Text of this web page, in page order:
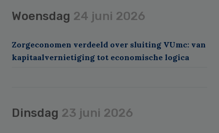
Woensdag 24 juni 2026
Zorgeconomen verdeeld over sluiting VUmc: van
kapitaalvernietiging tot economische logica
Dinsdag 23 juni 2026